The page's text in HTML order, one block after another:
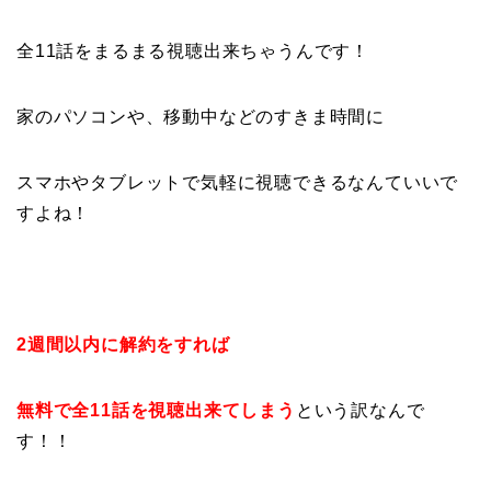
全11話をまるまる視聴出来ちゃうんです！
家のパソコンや、移動中などのすきま時間に
スマホやタブレットで気軽に視聴できるなんていいで
すよね！
2週間以内に解約をすれば
無料で全11話を視聴出来てしまう という訳なんで
す！！